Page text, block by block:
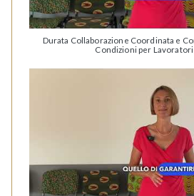
Durata Collaborazione Coordinata e
Condizioni per Lavoratori